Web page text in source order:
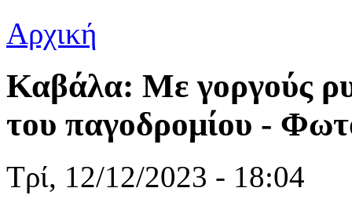
Αρχική
Καβάλα: Με γοργούς
του παγοδρομίου -
Τρί, 12/12/2023 - 18:04